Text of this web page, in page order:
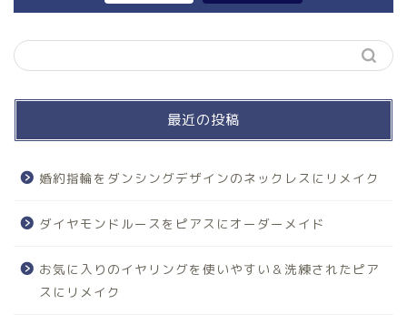
最近の投稿
婚約指輪をダンシングデザインのネックレスにリメイク
ダイヤモンドルースをピアスにオーダーメイド
お気に入りのイヤリングを使いやすい＆洗練されたピア
スにリメイク